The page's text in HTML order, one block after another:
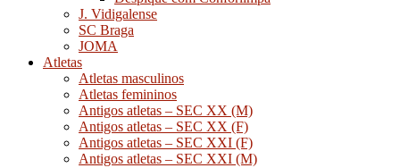
J. Vidigalense
SC Braga
JOMA
Atletas
Atletas masculinos
Atletas femininos
Antigos atletas – SEC XX (M)
Antigos atletas – SEC XX (F)
Antigos atletas – SEC XXI (F)
Antigos atletas – SEC XXI (M)